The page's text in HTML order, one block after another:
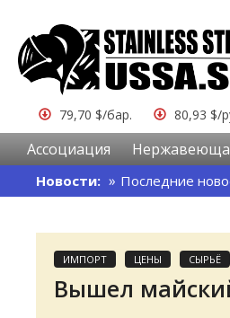
79,70 $/бар. 80,93 $/
Ассоциация
Новости: Последние
ИМПОРТ ЦЕНЫ СЫРЬЁ
Вышел